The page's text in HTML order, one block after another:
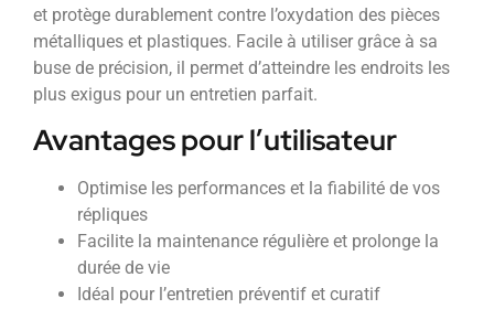
et protège durablement contre l’oxydation des pièces
métalliques et plastiques. Facile à utiliser grâce à sa
buse de précision, il permet d’atteindre les endroits les
plus exigus pour un entretien parfait.
Avantages pour l’utilisateur
Optimise les performances et la fiabilité de vos
répliques
Facilite la maintenance régulière et prolonge la
durée de vie
Idéal pour l’entretien préventif et curatif